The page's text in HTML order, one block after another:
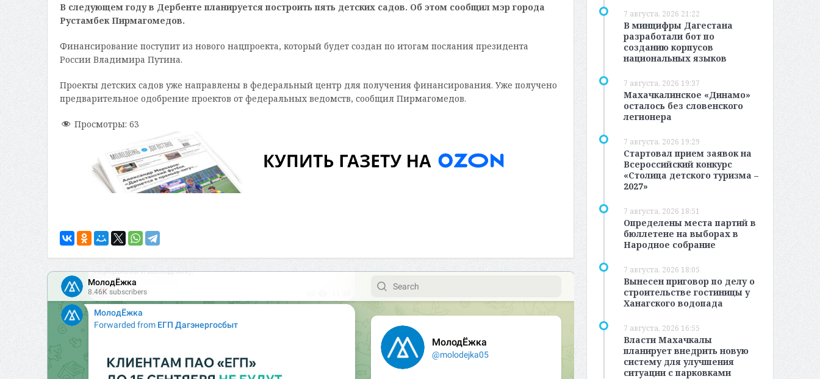
В следующем году в Дербенте планируется построить пять детских садов. Об этом сообщил мэр города
Рустамбек Пирмагомедов.
Финансирование поступит из нового нацпроекта, который будет создан по итогам послания президента
России Владимира Путина.
Проекты детских садов уже направлены в федеральный центр для получения финансирования. Уже получено
предварительное одобрение проектов от федеральных ведомств, сообщил Пирмагомедов.
Просмотры: 63
7 августа, 2026 21:22
В минцифры Дагестана
разработали бот по
созданию корпусов
национальных языков
7 августа, 2026 19:37
Махачкалинское «Динамо»
осталось без словенского
легионера
7 августа, 2026 19:29
Стартовал прием заявок на
Всероссийский конкурс
«Столица детского туризма –
2027»
7 августа, 2026 18:51
Определены места партий в
бюллетене на выборах в
Народное собрание
7 августа, 2026 18:05
Вынесен приговор по делу о
строительстве гостиницы у
Ханагского водопада
7 августа, 2026 16:55
Власти Махачкалы
планирует внедрить новую
систему для улучшения
ситуации с парковками